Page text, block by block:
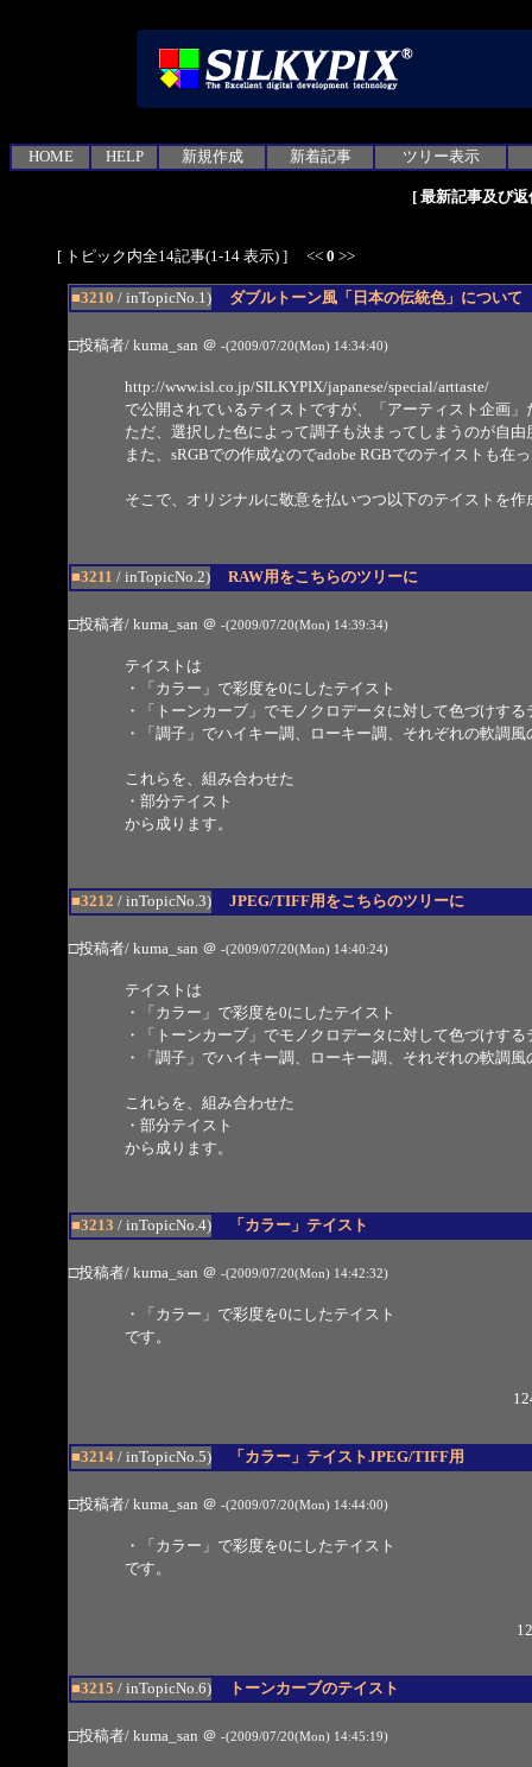
HOME HELP 新規作成 新着記事 ツリー表示
[ 最新記事及び
[ トピック内全14記事(1-14 表示) ] << 0 >>
■3210 / inTopicNo.1) ダブルトーン風「日本の伝統色」について
□投稿者/ kuma_san ＠ -(2009/07/20(Mon) 14:34:40)
http://www.isl.co.jp/SILKYPIX/japanese/special/arttaste/
で公開されているテイストですが、「アーティスト企画
ただ、選択した色によって調子も決まってしまうのが自
また、sRGBでの作成なのでadobe RGBでのテイストも在
そこで、オリジナルに敬意を払いつつ以下のテイストを作
■3211 / inTopicNo.2) RAW用をこちらのツリーに
□投稿者/ kuma_san ＠ -(2009/07/20(Mon) 14:39:34)
テイストは
・「カラー」で彩度を0にしたテイスト
・「トーンカーブ」でモノクロデータに対して色づけする
・「調子」でハイキー調、ローキー調、それぞれの軟調風
これらを、組み合わせた
・部分テイスト
から成ります。
■3212 / inTopicNo.3) JPEG/TIFF用をこちらのツリーに
□投稿者/ kuma_san ＠ -(2009/07/20(Mon) 14:40:24)
テイストは
・「カラー」で彩度を0にしたテイスト
・「トーンカーブ」でモノクロデータに対して色づけする
・「調子」でハイキー調、ローキー調、それぞれの軟調風
これらを、組み合わせた
・部分テイスト
から成ります。
■3213 / inTopicNo.4) 「カラー」テイスト
□投稿者/ kuma_san ＠ -(2009/07/20(Mon) 14:42:32)
・「カラー」で彩度を0にしたテイスト
です。
■3214/ inTopicNo.5) 「カラー」テイストJPEG/TIFF用
□投稿者/ kuma_san ＠ -(2009/07/20(Mon) 14:44:00)
・「カラー」で彩度を0にしたテイスト
です。
■3215 / inTopicNo.6) トーンカーブのテイスト
□投稿者/ kuma_san ＠ -(2009/07/20(Mon) 14:45:19)